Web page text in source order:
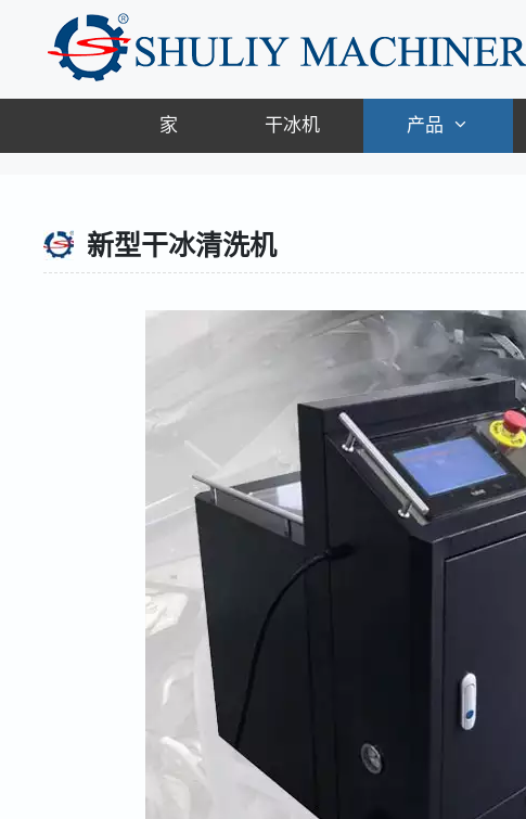
家 干冰机 产品
新型干冰清洗机